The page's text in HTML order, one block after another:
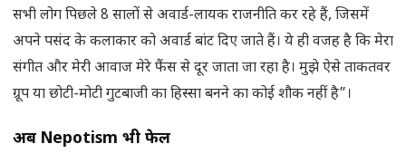
सभी लोग पिछले 8 सालों से अवार्ड-लायक राजनीति कर रहे हैं, जिसमें
अपने पसंद के कलाकार को अवार्ड बांट दिए जाते हैं। ये ही वजह है कि मेरा
संगीत और मेरी आवाज मेरे फैंस से दूर जाता जा रहा है। मुझे ऐसे ताकतवर
ग्रूप या छोटी-मोटी गुटबाजी का हिस्सा बनने का कोई शौक नहीं है”।
अब Nepotism भी फेल